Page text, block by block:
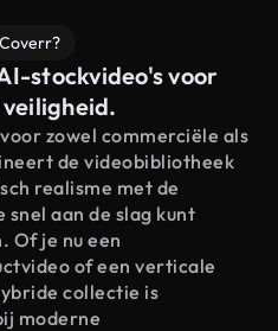
stockvideo's voor
zowel commerciële als
de videobibliotheek
realisme met de
aan de slag kunt
Of je nu een
of een verticale
collectie is
moderne